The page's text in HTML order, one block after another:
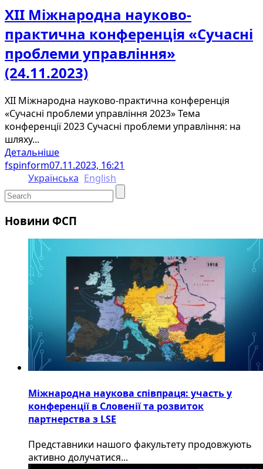
ХІI Міжнародна науково-
практична конференція «Сучасні
проблеми управління»
(24.11.2023)
ХІІ Міжнародна науково-практична конференція
«Сучасні проблеми управління 2023» Тема
конференції 2023 Сучасні проблеми управління: на
шляху...
Детальніше
fspinform07.11.2023, 16:21
Українська English
Новини ФСП
Міжнародна наукова співпраця: участь у
конференції в Словенії та розвиток
партнерства з LSE
​Представники нашого факультету продовжують
активно долучатися...